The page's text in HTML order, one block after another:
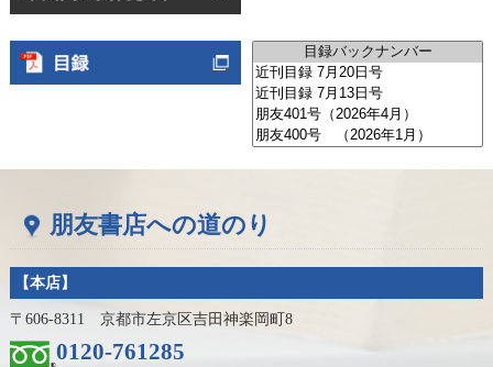
朋友書店への道のり
【本店】
〒606-8311 京都市左京区吉田神楽岡町8
0120-761285